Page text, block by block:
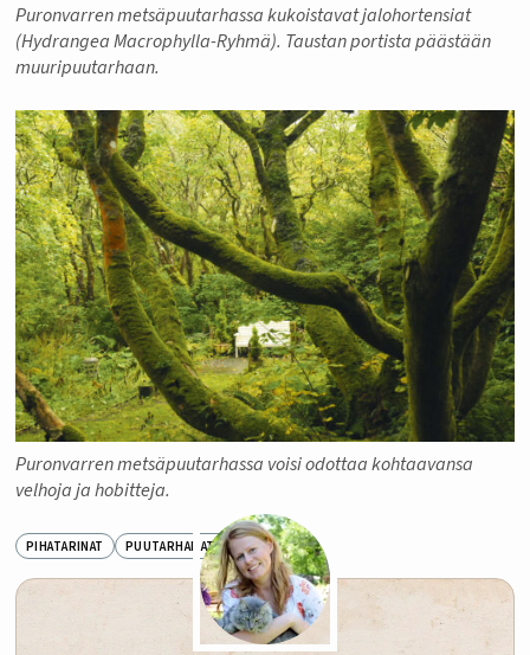
Puronvarren metsäpuutarhassa kukoistavat jalohortensiat
(Hydrangea Macrophylla-Ryhmä). Taustan portista päästään
muuripuutarhaan.
Puronvarren metsäpuutarhassa voisi odottaa kohtaavansa
velhoja ja hobitteja.
PIHATARINAT PUUTARHAMATKA